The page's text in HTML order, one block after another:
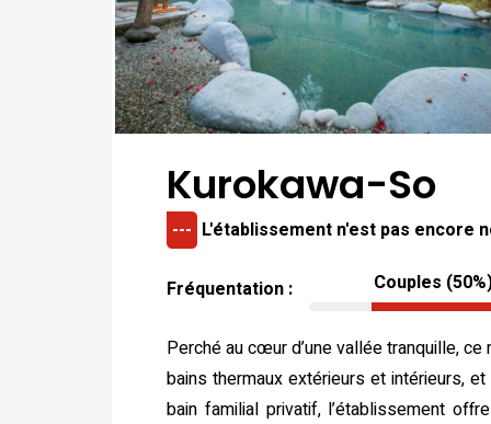
Kurokawa-So
--- L'établissement n'est pas encore
Fréquentation : Couples
Perché au cœur d’une vallée tranquille,
bains thermaux extérieurs et intérieurs,
bain familial privatif, l’établissement